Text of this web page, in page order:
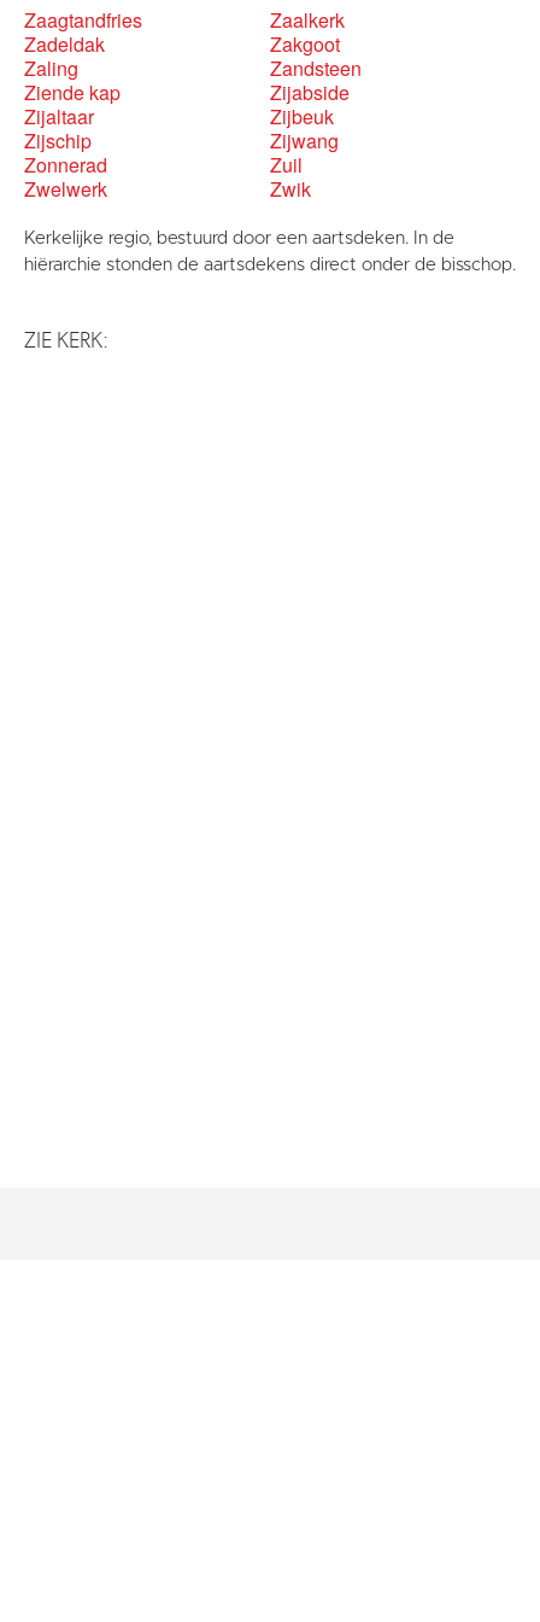
Zaagtandfries
Zaalkerk
Zadeldak
Zakgoot
Zaling
Zandsteen
Ziende kap
Zijabside
Zijaltaar
Zijbeuk
Zijschip
Zijwang
Zonnerad
Zuil
Zwelwerk
Zwik
Kerkelijke regio, bestuurd door een aartsdeken. In de
hiërarchie stonden de aartsdekens direct onder de bisschop.
ZIE KERK: